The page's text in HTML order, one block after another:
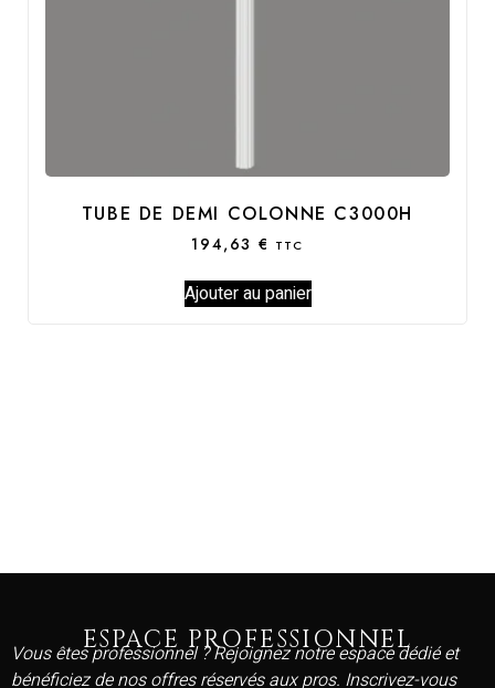
TUBE DE DEMI COLONNE C3000H
194,63 € TTC
Ajouter au panier
ESPACE PROFESSIONNEL
Vous êtes professionnel ? Rejoignez notre espace dédié et
bénéficiez de nos offres réservés aux pros. Inscrivez-vous